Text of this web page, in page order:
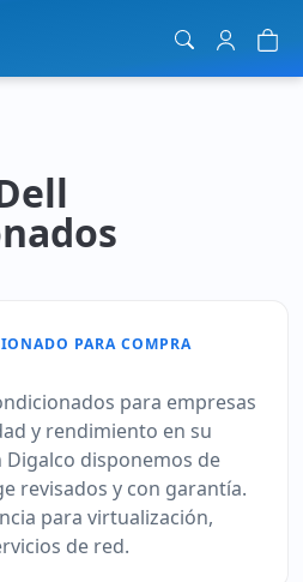
PARA COMPRA
para empresas
y rendimiento en su
disponemos de
revisados y con garantía.
para virtualización,
de red.